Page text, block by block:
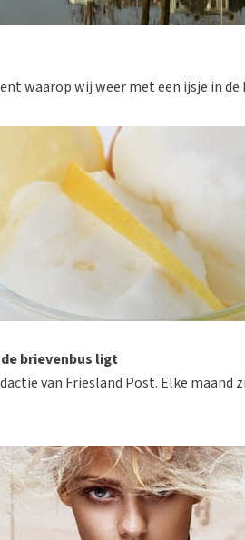
waarop wij weer met een ijsje in de
brievenbus ligt
van Friesland Post. Elke maand